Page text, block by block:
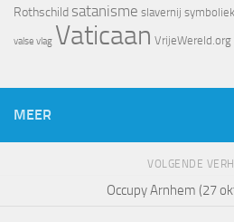
Rothschild satanisme slavernij symboliek
valse vlag Vaticaan VrijeWereld.org
MEER
VOLGENDE
Occupy Arnhem (27